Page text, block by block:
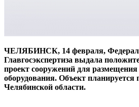
ЧЕЛЯБИНСК, 14 февраля,
Главгосэкспертиза выдала
проект сооружений для размещения
оборудования. Объект планируется
Челябинской области.